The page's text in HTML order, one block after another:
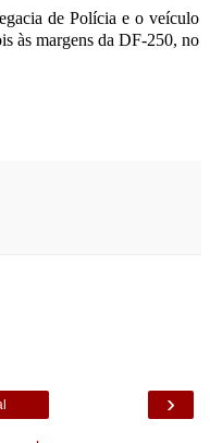
de Polícia e o veículo
às margens da DF-250, no
›